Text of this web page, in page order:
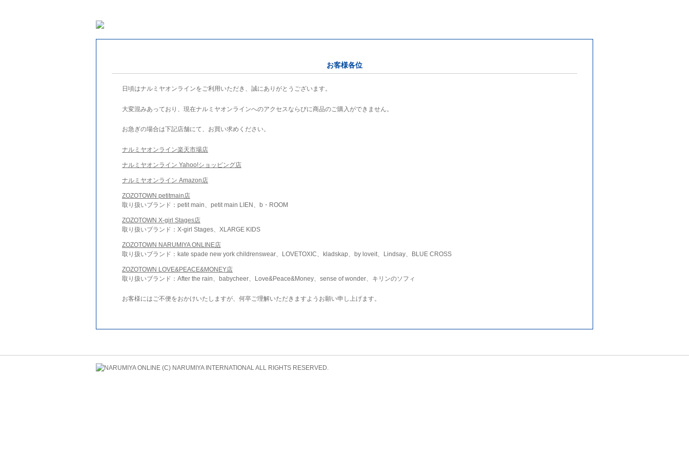
お客様各位
日頃はナルミヤオンラインをご利用いただき、誠にありがとうございます。
大変混みあっており、現在ナルミヤオンラインへのアクセスならびに商品のご購入ができません。
お急ぎの場合は下記店舗にて、お買い求めください。
ナルミヤオンライン楽天市場店
ナルミヤオンライン Yahoo!ショッピング店
ナルミヤオンライン Amazon店
ZOZOTOWN petitmain店
取り扱いブランド：petit main、petit main LIEN、b・ROOM
ZOZOTOWN X-girl Stages店
取り扱いブランド：X-girl Stages、XLARGE KIDS
ZOZOTOWN NARUMIYA ONLINE店
取り扱いブランド：kate spade new york childrenswear、LOVETOXIC、kladskap、by loveit、Lindsay、BLUE CROSS
ZOZOTOWN LOVE&PEACE&MONEY店
取り扱いブランド：After the rain、babycheer、Love&Peace&Money、sense of wonder、キリンのソフィ
お客様にはご不便をおかけいたしますが、何卒ご理解いただきますようお願い申し上げます。